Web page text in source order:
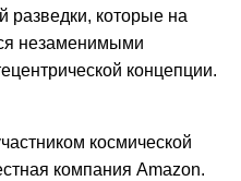
разведки, которые на
незаменимыми
концепции.
космической
компания Amazon.